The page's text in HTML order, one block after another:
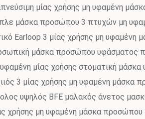
μίας χρήσης μη υφαμένη
μάσκα προσώπου 3 πτυχών μη
Earloop 3 μίας χρήσης μη
μάσκα προσώπου υφάσματος
μίας χρήσης στοματική
3 μίας χρήσης μη υφαμένη
υψηλός BFE μαλακός άνετος
χρήσης μη υφαμένη μάσκα προσώπου